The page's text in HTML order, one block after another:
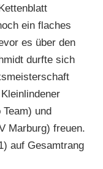
ein flaches
es über den
durfte sich
und
Marburg) freuen.
auf Gesamtrang